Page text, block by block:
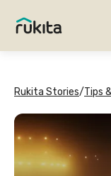
Rukita Stories/Tips